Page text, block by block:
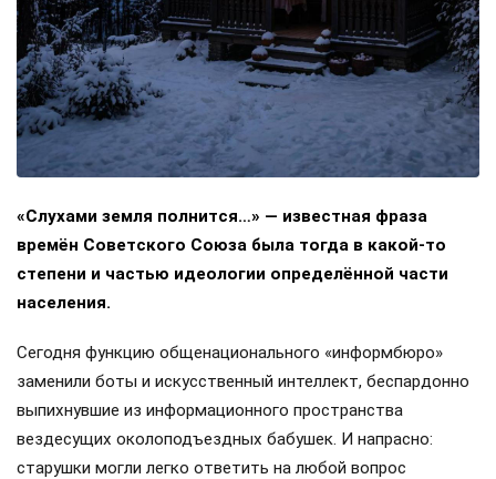
«Слухами земля полнится…» — известная фраза
времён Советского Союза была тогда в какой-то
степени и частью идеологии определённой части
населения.
Сегодня функцию общенационального «информбюро»
заменили боты и искусственный интеллект, беспардонно
выпихнувшие из информационного пространства
вездесущих околоподъездных бабушек. И напрасно:
старушки могли легко ответить на любой вопрос